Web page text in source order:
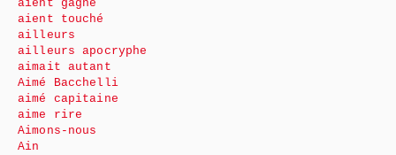
aient gagné
aient touché
ailleurs
ailleurs apocryphe
aimait autant
Aimé Bacchelli
aimé capitaine
aime rire
Aimons-nous
Ain